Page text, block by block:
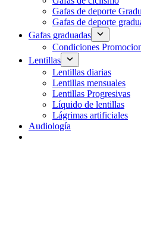
Gafas de deporte
Gafas de deporte
Gafas graduadas
Condiciones
Lentillas
Lentillas diarias
Lentillas mensuales
Lentillas Progresivas
Líquido de lentillas
Lágrimas artificiales
Audiología